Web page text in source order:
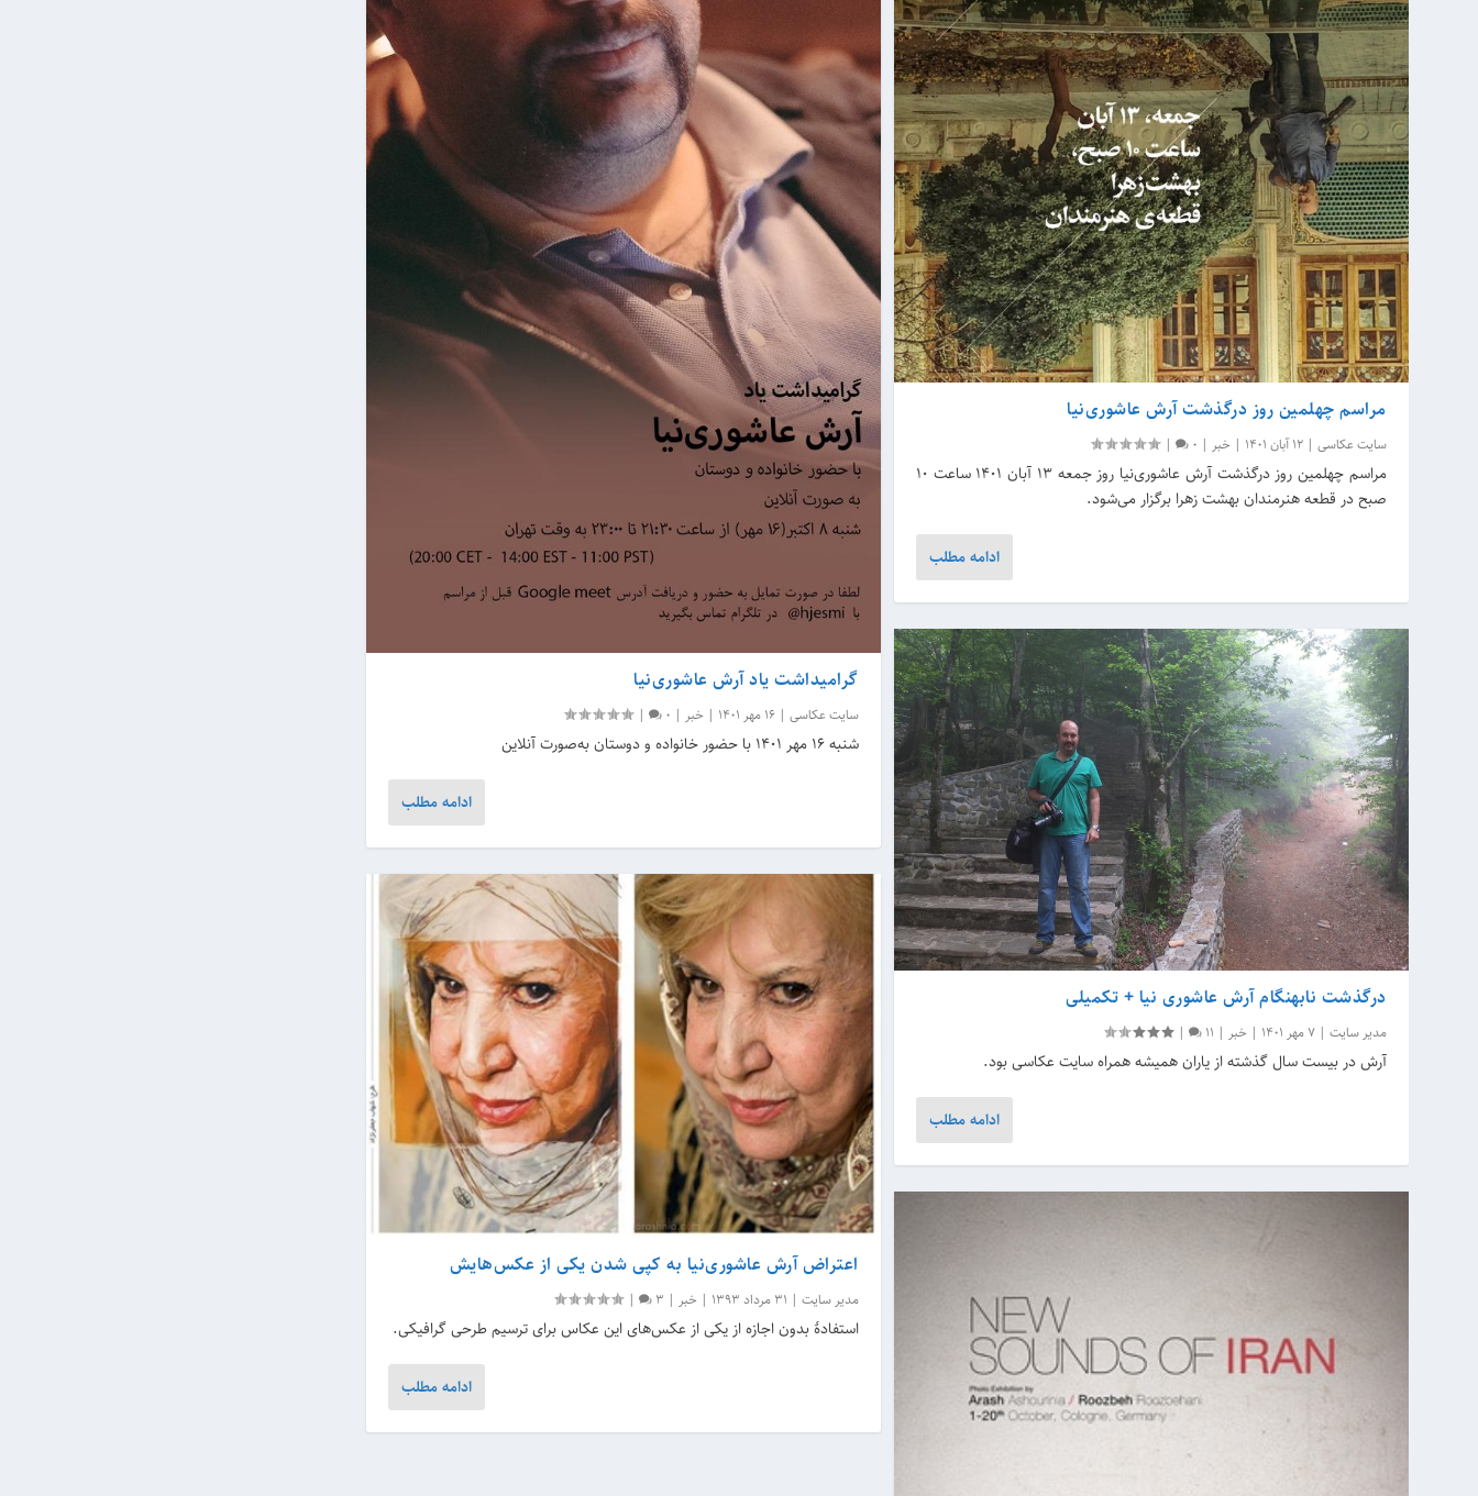
مراسم چهلمین روز درگذشت آرش عاشوری‌نیا
سایت عکاسی |12 آبان 1401 | خبر |
0
|
مراسم چهلمین روز درگذشت آرش عاشوری‌نیا روز جمعه 13 آبان 1401 ساعت 10
صبح در قطعه هنرمندان بهشت زهرا برگزار می‌شود.
ادامه مطلب
درگذشت نابهنگام آرش عاشوری نیا + تکمیلی
مدیر سایت |7 مهر 1401 | خبر |
11
|
آرش در بیست سال گذشته از یاران همیشه همراه سایت عکاسی بود.
ادامه مطلب
گرامیداشت یاد آرش عاشوری‌نیا
سایت عکاسی |16 مهر 1401 | خبر |
0
|
شنبه 16 مهر 1401 با حضور خانواده و دوستان به‌صورت آنلاین
ادامه مطلب
اعتراض آرش عاشوری‌نیا به کپی‌ شدن یکی از عکس‌هایش
مدیر سایت | 31 مرداد 1393 | خبر |
3
|
استفادهٔ بدون اجازه از یکی از عکس‌های این عکاس برای ترسیم طرحی گرافیکی.
ادامه مطلب